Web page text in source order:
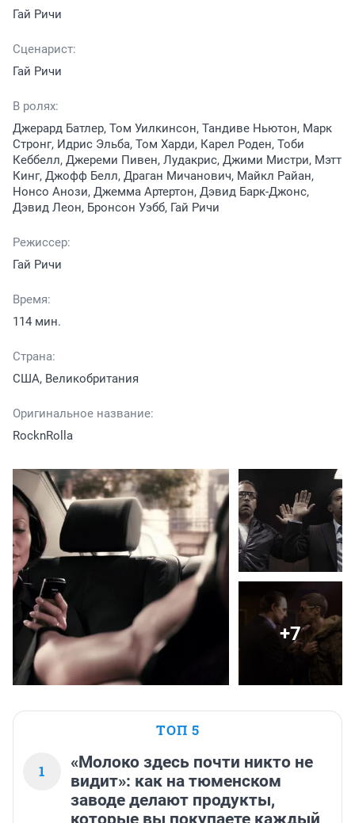
Гай Ричи
Сценарист:
Гай Ричи
В ролях:
Джерард Батлер, Том Уилкинсон, Тандиве Ньютон, Марк
Стронг, Идрис Эльба, Том Харди, Карел Роден, Тоби
Кеббелл, Джереми Пивен, Лудакрис, Джими Мистри, Мэтт
Кинг, Джофф Белл, Драган Мичанович, Майкл Райан,
Нонсо Анози, Джемма Артертон, Дэвид Барк-Джонс,
Дэвид Леон, Бронсон Уэбб, Гай Ричи
Режиссер:
Гай Ричи
Время:
114 мин.
Страна:
США, Великобритания
Оригинальное название:
RocknRolla
+7
ТОП 5
1
«Молоко здесь почти никто не
видит»: как на тюменском
заводе делают продукты,
которые вы покупаете каждый